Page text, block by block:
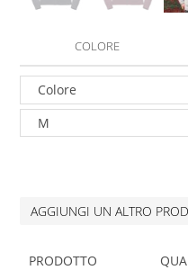
COLORE
AGGIUNGI UN ALTRO
PRODOTTO